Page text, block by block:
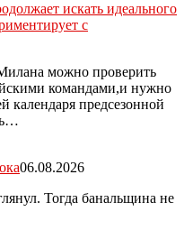
искать идеального
с
можно проверить
командами,и нужно
календаря предсезонной
06.08.2026
Тогда банальщина не